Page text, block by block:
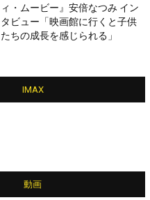
ィ・ムービー』安倍なつみ イン
タビュー「映画館に行くと子供
たちの成長を感じられる」
IMAX
動画